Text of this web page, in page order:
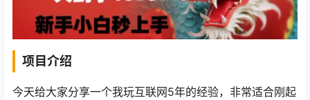
项目介绍
今天给大家分享一个我玩互联网5年的经验，非常适合刚起